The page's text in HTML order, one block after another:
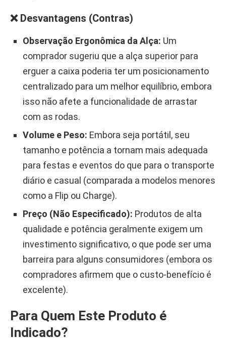
❌ Desvantagens (Contras)
Observação Ergonômica da Alça: Um
comprador sugeriu que a alça superior para
erguer a caixa poderia ter um posicionamento
centralizado para um melhor equilíbrio, embora
isso não afete a funcionalidade de arrastar
com as rodas.
Volume e Peso: Embora seja portátil, seu
tamanho e potência a tornam mais adequada
para festas e eventos do que para o transporte
diário e casual (comparada a modelos menores
como a Flip ou Charge).
Preço (Não Especificado): Produtos de alta
qualidade e potência geralmente exigem um
investimento significativo, o que pode ser uma
barreira para alguns consumidores (embora os
compradores afirmem que o custo-benefício é
excelente).
Para Quem Este Produto é
Indicado?